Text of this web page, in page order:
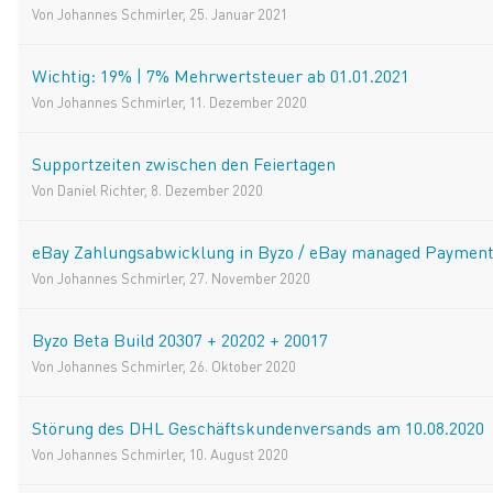
Von Johannes Schmirler, 25. Januar 2021
Wichtig: 19% | 7% Mehrwertsteuer ab 01.01.2021
Von Johannes Schmirler, 11. Dezember 2020
Supportzeiten zwischen den Feiertagen
Von Daniel Richter, 8. Dezember 2020
eBay Zahlungsabwicklung in Byzo / eBay managed
Von Johannes Schmirler, 27. November 2020
Byzo Beta Build 20307 + 20202 + 20017
Von Johannes Schmirler, 26. Oktober 2020
Störung des DHL Geschäftskundenversands am 10.08.2020
Von Johannes Schmirler, 10. August 2020